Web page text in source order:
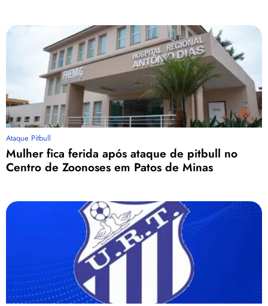
Ataque Pitbull
Mulher fica ferida após ataque de pitbull no
Centro de Zoonoses em Patos de Minas